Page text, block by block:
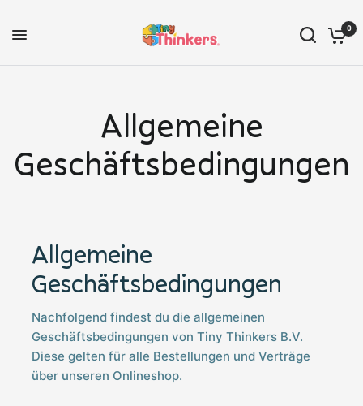
0
Allgemeine
Geschäftsbedingungen
Allgemeine
Geschäftsbedingungen
Nachfolgend findest du die allgemeinen
Geschäftsbedingungen von Tiny Thinkers B.V.
Diese gelten für alle Bestellungen und Verträge
über unseren Onlineshop.